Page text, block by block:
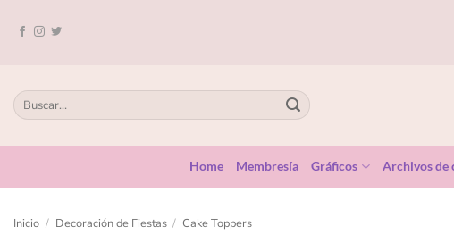
Home Membresía Gráficos Archivos de
Inicio / Decoración de Fiestas / Cake Toppers